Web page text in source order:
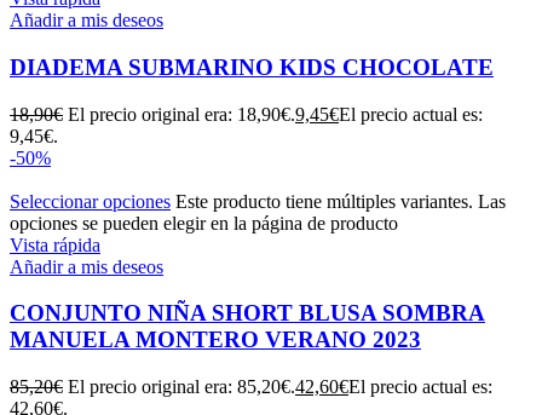
Añadir a mis deseos
DIADEMA SUBMARINO KIDS CHOCOLATE
18,90€ El precio original era: 18,90€.9,45€El precio actual es:
9,45€.
-50%
Seleccionar opciones Este producto tiene múltiples variantes. Las
opciones se pueden elegir en la página de producto
Vista rápida
Añadir a mis deseos
CONJUNTO NIÑA SHORT BLUSA SOMBRA
MANUELA MONTERO VERANO 2023
85,20€ El precio original era: 85,20€.42,60€El precio actual es:
42,60€.